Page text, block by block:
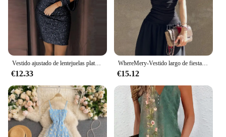
Vestido ajustado de lentejuelas plateadas para mujer, minivestido Sexy con borlas y mangas, escote en V, elegante, para fiesta, 2024
€12.33
WhereMery-Vestido largo de fiesta para mujer, traje Sexy ajustado y fruncido, color negro, elegante, de cintura alta, novedad de 2024
€15.12